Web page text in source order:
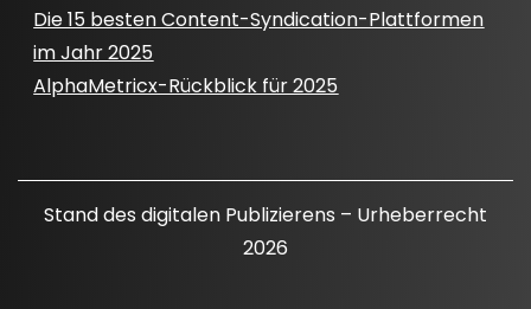
Die 15 besten Content-Syndication-Plattformen
im Jahr 2025
AlphaMetricx-Rückblick für 2025
Stand des digitalen Publizierens – Urheberrecht
2026